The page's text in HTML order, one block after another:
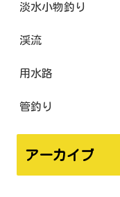
淡水小物釣り
渓流
用水路
管釣り
アーカイブ